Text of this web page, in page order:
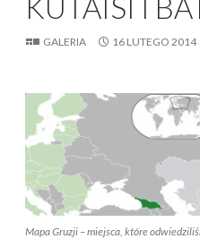
GALERIA 16 LUTEGO 2014
Mapa Gruzji – miejsca, które